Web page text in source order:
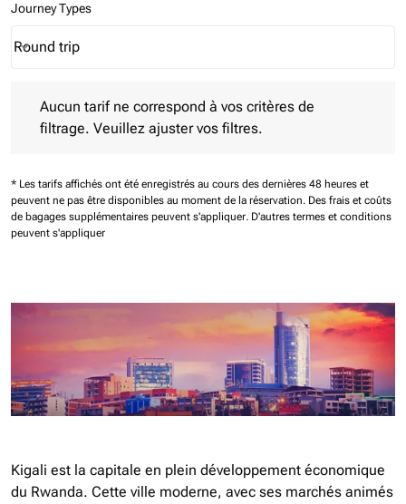
Journey Types
Journey Types option Round trip Selected
Round trip
keyboard_arrow_down
Aucun tarif ne correspond à vos critères de
filtrage. Veuillez ajuster vos filtres.
* Les tarifs affichés ont été enregistrés au cours des dernières 48 heures et
peuvent ne pas être disponibles au moment de la réservation. Des frais et coûts
de bagages supplémentaires peuvent s'appliquer. D'autres termes et conditions
peuvent s'appliquer
Kigali est la capitale en plein développement économique
du Rwanda. Cette ville moderne, avec ses marchés animés